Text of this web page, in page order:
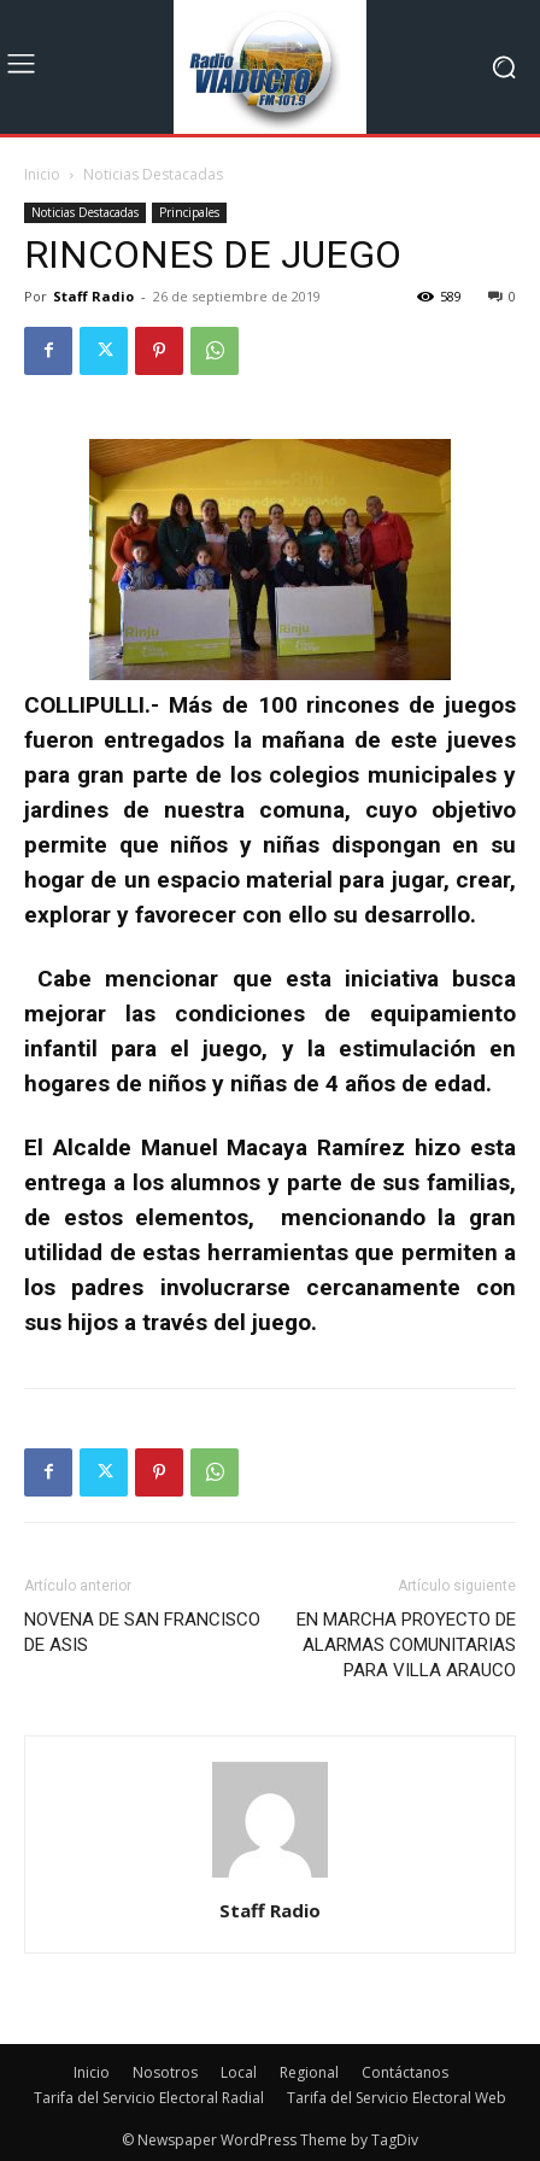
Inicio Noticias Destacadas
Noticias Destacadas Principales
RINCONES DE JUEGO
Por Staff Radio - 26 de septiembre de 2019 0
589
COLLIPULLI.- Más de 100 rincones de juegos
fueron entregados la mañana de este jueves
para gran parte de los colegios municipales y
jardines de nuestra comuna, cuyo objetivo
permite que niños y niñas dispongan en su
hogar de un espacio material para jugar, crear,
explorar y favorecer con ello su desarrollo.
Cabe mencionar que esta iniciativa busca
mejorar las condiciones de equipamiento
infantil para el juego, y la estimulación en
hogares de niños y niñas de 4 años de edad.
El Alcalde Manuel Macaya Ramírez hizo esta
entrega a los alumnos y parte de sus familias,
de estos elementos, mencionando la gran
utilidad de estas herramientas que permiten a
los padres involucrarse cercanamente con
sus hijos a través del juego.
Artículo anterior
NOVENA DE SAN FRANCISCO
DE ASIS
Artículo siguiente
EN MARCHA PROYECTO DE
ALARMAS COMUNITARIAS
PARA VILLA ARAUCO
Staff Radio
Inicio Nosotros Local Regional
Contáctanos
Tarifa del Servicio Electoral Radial
Tarifa del Servicio Electoral Web
© Newspaper WordPress Theme by TagDiv